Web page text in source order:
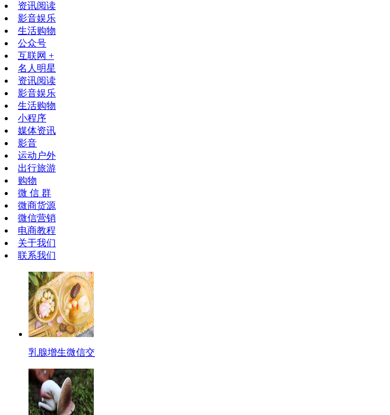
资讯阅读
影音娱乐
生活购物
公众号
互联网 +
名人明星
资讯阅读
影音娱乐
生活购物
小程序
媒体资讯
影音
运动户外
出行旅游
购物
微 信 群
微商货源
微信营销
电商教程
关于我们
联系我们
乳腺增生微信交